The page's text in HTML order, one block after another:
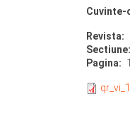
Cuvinte-
Revista
Sectiune
Pagina